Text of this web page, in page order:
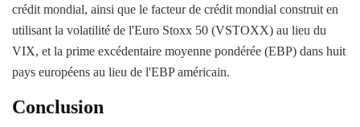
crédit mondial, ainsi que le facteur de crédit mondial construit en
utilisant la volatilité de l'Euro Stoxx 50 (VSTOXX) au lieu du
VIX, et la prime excédentaire moyenne pondérée (EBP) dans huit
pays européens au lieu de l'EBP américain.
Conclusion